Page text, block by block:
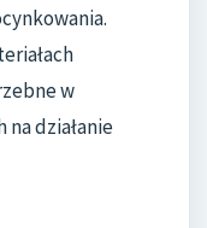
w
działanie